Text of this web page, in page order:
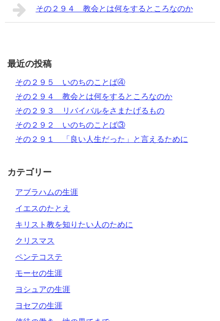
その２９４ 教会とは何をするところなのか
最近の投稿
その２９５ いのちのことば④
その２９４ 教会とは何をするところなのか
その２９３ リバイバルをさまたげるもの
その２９２ いのちのことば③
その２９１ 「良い人生だった」と言えるために
カテゴリー
アブラハムの生涯
イエスのたとえ
キリスト教を知りたい人のために
クリスマス
ペンテコステ
モーセの生涯
ヨシュアの生涯
ヨセフの生涯